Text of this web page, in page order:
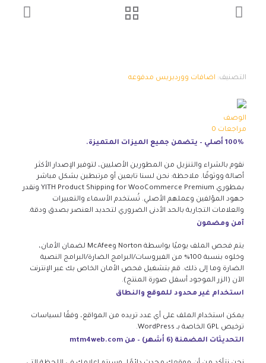
التصنيف: اضافات ووردبريس مدفوعه
الوصف
مراجعات 0
100% أصلي – يتضمن جميع الميزات المتميزة.
نقوم بالشراء والتنزيل من المطورين الأصليين، لتوفير الإصدار الأكثر
أصالة ووثوقًا. ملاحظة: نحن لسنا تابعين أو مرتبطين بشكل مباشر
بمطوري YITH Product Shipping for WooCommerce Premium ونقدر
جهود المؤلفين وعملهم الأصلي. تُستخدم الأسماء والتعبيرات
والعلامات التجارية بالحد الأدنى الضروري لتحديد العنصر بصدق ودقة.
آمن ومضمون
يتم فحص الملف يوميًا بواسطة Norton وMcAfee لضمان الأمان،
وخلوه بنسبة 100% من الفيروسات/البرامج الضارة/البرامج النصية
الضارة وما إلى ذلك. قم بتشغيل فحص الأمان الخاص بك عبر الإنترنت
الآن (الزر الموجود أسفل صورة المنتج).
استخدام غير محدود للموقع والنطاق
يمكن استخدام الملف على أي عدد تريده من المواقع، وفقًا لسياسات
ترخيص GPL الخاصة بـ WordPress.
التحديثات المضمنة (6 أشهر) – من mtm4web.com